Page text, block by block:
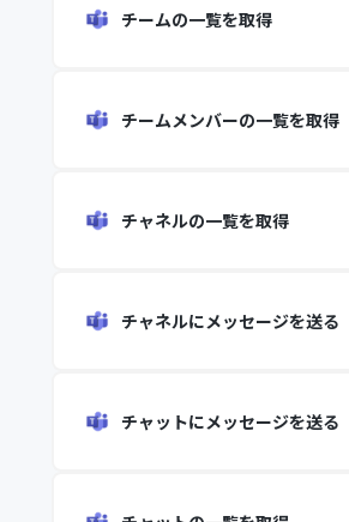
チームの一覧を取得
チームメンバーの一覧を取得
チャネルの一覧を取得
チャネルにメッセージを送る
チャットにメッセージを送る